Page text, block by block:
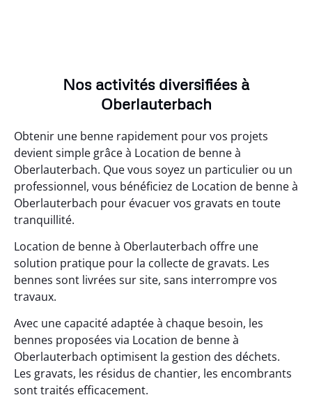
Nos activités diversifiées à
Oberlauterbach
Obtenir une benne rapidement pour vos projets
devient simple grâce à Location de benne à
Oberlauterbach. Que vous soyez un particulier ou un
professionnel, vous bénéficiez de Location de benne à
Oberlauterbach pour évacuer vos gravats en toute
tranquillité.
Location de benne à Oberlauterbach offre une
solution pratique pour la collecte de gravats. Les
bennes sont livrées sur site, sans interrompre vos
travaux.
Avec une capacité adaptée à chaque besoin, les
bennes proposées via Location de benne à
Oberlauterbach optimisent la gestion des déchets.
Les gravats, les résidus de chantier, les encombrants
sont traités efficacement.